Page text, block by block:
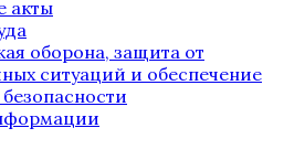
акты
оборона, защита от
ситуаций и обеспечение